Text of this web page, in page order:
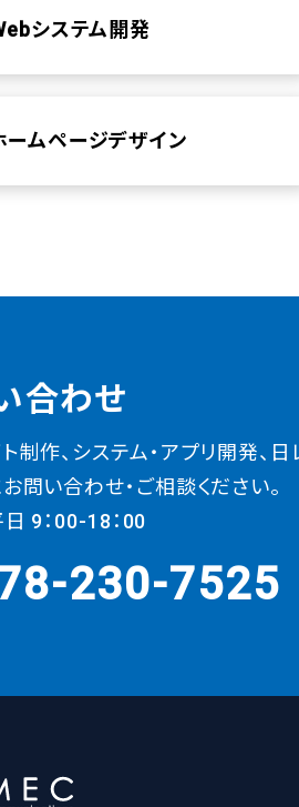
システム開発
ームページデザイン
合わせ
制作、システム・ アプリ開発、 日
問い合わせ・ご相談ください。
9：00-18：00
230-7525